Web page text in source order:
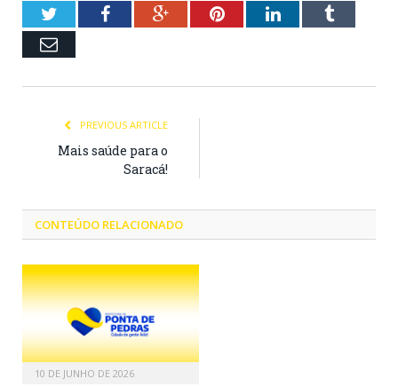
TwitterFacebookGoogle+PinterestLinkedInTumblr
Email
PREVIOUS ARTICLE
Mais saúde para o
Saracá!
CONTEÚDO RELACIONADO
10 DE JUNHO DE 2026